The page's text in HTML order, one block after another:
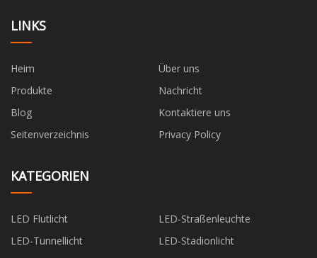
LINKS
Heim
Über uns
Produkte
Nachricht
Blog
Kontaktiere uns
Seitenverzeichnis
Privacy Policy
KATEGORIEN
LED Flutlicht
LED-Straßenleuchte
LED-Tunnellicht
LED-Stadionlicht